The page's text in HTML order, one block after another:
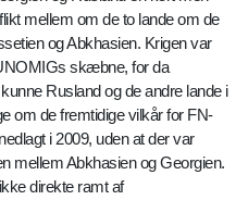
mellem om de to lande om de
og Abkhasien. Krigen var
skæbne, for da
Rusland og de andre lande i
om de fremtidige vilkår for FN-
i 2009, uden at der var
mellem Abkhasien og Georgien.
direkte ramt af